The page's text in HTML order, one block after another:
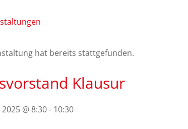
hat bereits stattgefunden.
Klausur
@ 8:30- 10:30